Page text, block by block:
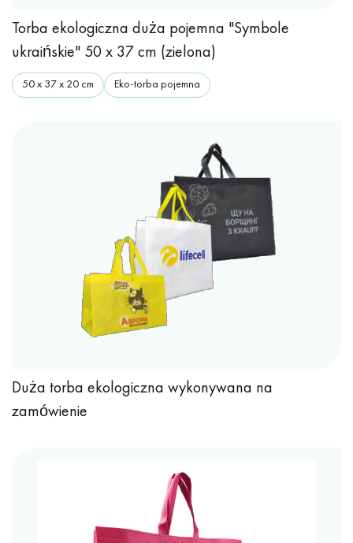
Torba ekologiczna duża pojemna "Symbole
ukraińskie" 50 x 37 cm (zielona)
50 х 37 х 20 cm Eko-torba pojemna
Duża torba ekologiczna wykonywana na
zamówienie